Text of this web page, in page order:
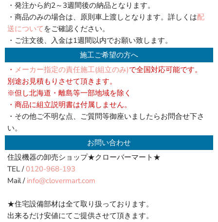
・発注から約2～3週間後の納品となります。
・商品のみの場合は、原則車上渡しとなります。詳しくは配
送について をご確認ください。
・ご注文後、入金は1週間以内でお願い致します。
施工ご希望の方へ
・ メーカー指定の責任施工(組立のみ)で全国対応可能です。
別途お見積もりさせて頂きます。
※但し北海道・離島等一部地域を除く
・商品に組立説明書は付属しません。
・その他ご不明な点、ご質問等御座いましたらお問合せ下さ
い。
お問い合わせ
住設機器の卸売ショップ★クローバーマート★
TEL /0120-968-193
Mail / info@clovermart.com
★住宅設備部材は全て取り扱っております。
出来るだけ安値にてご提供させて頂きます。